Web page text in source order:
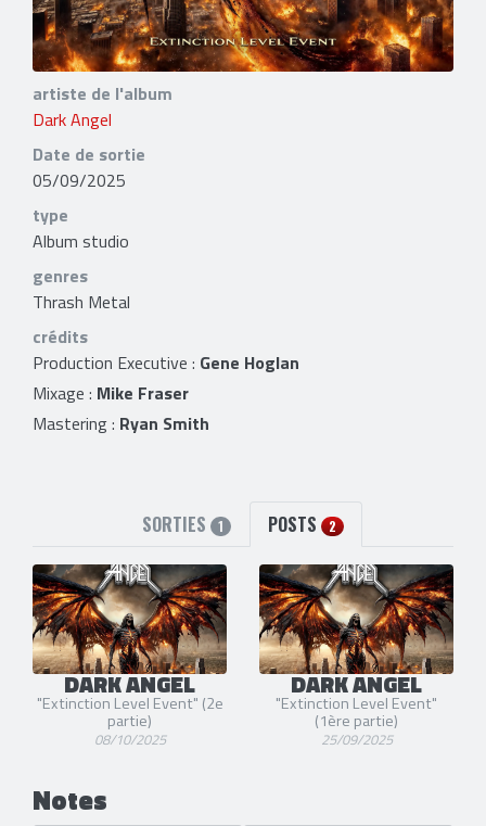
artiste de l'album
Dark Angel
Date de sortie
05/09/2025
type
Album studio
genres
Thrash Metal
crédits
Production Executive : Gene Hoglan
Mixage : Mike Fraser
Mastering : Ryan Smith
SORTIES 1 POSTS 2
DARK ANGEL
"Extinction Level Event" (2e
partie)
08/10/2025
DARK ANGEL
"Extinction Level Event"
(1ère partie)
25/09/2025
Notes